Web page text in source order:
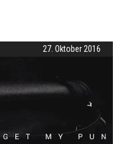
27. Oktober 2016